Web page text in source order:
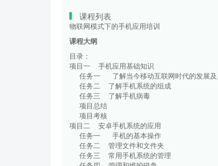
课程列表
物联网模式下的手机应用培训
课程大纲
目录：
项目一 手机应用基础知
任务一 了解当今移动互联网时代的
任务二 了解手机系统的组
任务三 了解手机病毒
项目总结
项目考核
项目二 安卓手机系统的应
任务一 手机的基本操作
任务二 管理文件和文件
任务三 常用手机系统的管